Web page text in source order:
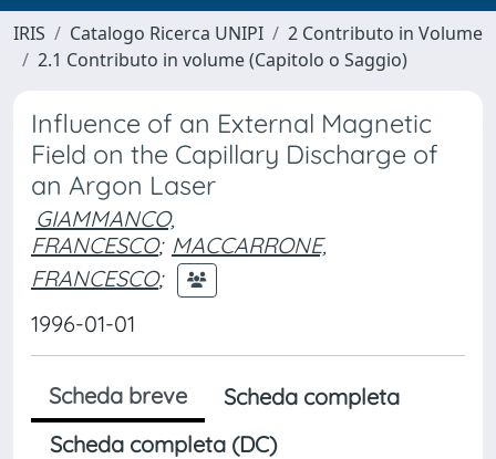
IRIS Catalogo Ricerca UNIPI
2 Contributo in Volume
2.1 Contributo in volume (Capitolo o Saggio)
Influence of an External Magnetic
Field on the Capillary Discharge of
an Argon Laser
GIAMMANCO,
FRANCESCO; MACCARRONE,
FRANCESCO;
1996-01-01
Scheda breve
Scheda completa
Scheda completa (DC)